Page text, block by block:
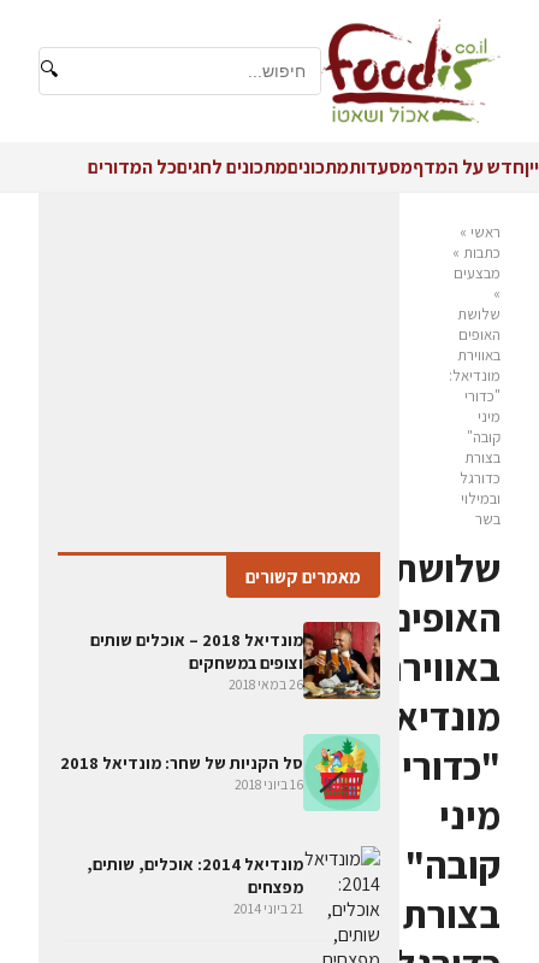
🔍
ייןחדש על המדףמסעדותמתכוניםמתכונים לחגיםכל המדורים
ראשי »
כתבות »
מבצעים
»
שלושת
האופים
באווירת
מונדיאל:
"כדורי
מיני
קובה"
בצורת
כדורגל
ובמילוי
בשר
שלושת
האופים
באווירת
מונדיאל:
"כדורי
מיני
קובה"
בצורת
מאמרים קשורים
מונדיאל 2018 – אוכלים שותים
וצופים במשחקים
26 במאי 2018
סל הקניות של שחר: מונדיאל 2018
16 ביוני 2018
מונדיאל 2014: אוכלים, שותים,
מפצחים
21 ביוני 2014